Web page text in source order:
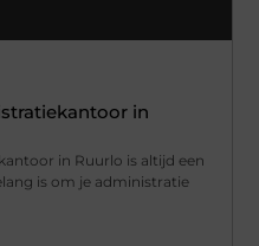
in
in Ruurlo is altijd een
is om je administratie